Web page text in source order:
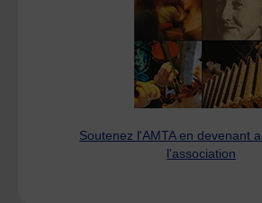
Soutenez l'AMTA en devenant
l'association